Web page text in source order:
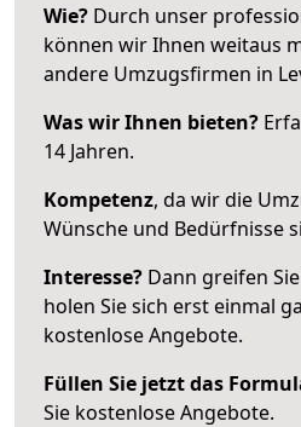
Wie? Durch unser
können wir Ihnen weitaus
andere Umzugsfirmen in
Was wir Ihnen bieten?
14 Jahren.
Kompetenz, da wir die
Wünsche und Bedürfnisse
Interesse? Dann greifen
holen Sie sich erst einmal
kostenlose Angebote.
Füllen Sie jetzt das
Sie kostenlose Angebote.